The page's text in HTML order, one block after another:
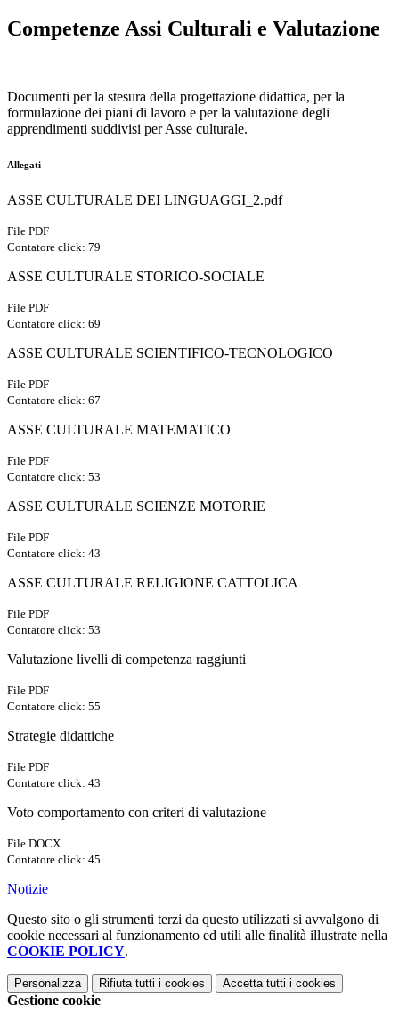
Competenze Assi Culturali e Valutazione
Documenti per la stesura della progettazione didattica, per la
formulazione dei piani di lavoro e per la valutazione degli
apprendimenti suddivisi per Asse culturale.
Allegati
ASSE CULTURALE DEI LINGUAGGI_2.pdf
File PDF
Contatore click: 79
ASSE CULTURALE STORICO-SOCIALE
File PDF
Contatore click: 69
ASSE CULTURALE SCIENTIFICO-TECNOLOGICO
File PDF
Contatore click: 67
ASSE CULTURALE MATEMATICO
File PDF
Contatore click: 53
ASSE CULTURALE SCIENZE MOTORIE
File PDF
Contatore click: 43
ASSE CULTURALE RELIGIONE CATTOLICA
File PDF
Contatore click: 53
Valutazione livelli di competenza raggiunti
File PDF
Contatore click: 55
Strategie didattiche
File PDF
Contatore click: 43
Voto comportamento con criteri di valutazione
File DOCX
Contatore click: 45
Notizie
Questo sito o gli strumenti terzi da questo utilizzati si avvalgono di
cookie necessari al funzionamento ed utili alle finalità illustrate nella
COOKIE POLICY.
Personalizza Rifiuta tutti i cookies Accetta tutti i cookies
Gestione cookie